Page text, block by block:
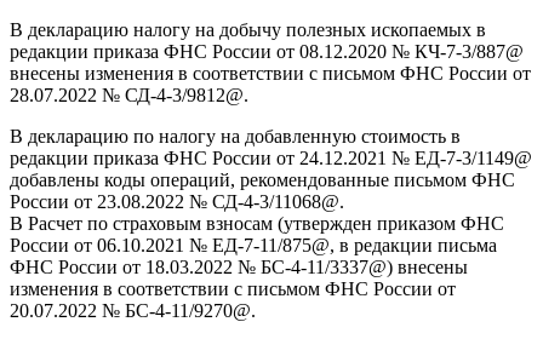
В декларацию налогу на добычу полезных ископаемых в
редакции приказа ФНС России от 08.12.2020 № КЧ-7-3/887@
внесены изменения в соответствии с письмом ФНС России от
28.07.2022 № СД-4-3/9812@.
В декларацию по налогу на добавленную стоимость в
редакции приказа ФНС России от 24.12.2021 № ЕД-7-3/1149@
добавлены коды операций, рекомендованные письмом ФНС
России от 23.08.2022 № СД-4-3/11068@.
В Расчет по страховым взносам (утвержден приказом ФНС
России от 06.10.2021 № ЕД-7-11/875@, в редакции письма
ФНС России от 18.03.2022 № БС-4-11/3337@) внесены
изменения в соответствии с письмом ФНС России от
20.07.2022 № БС-4-11/9270@.